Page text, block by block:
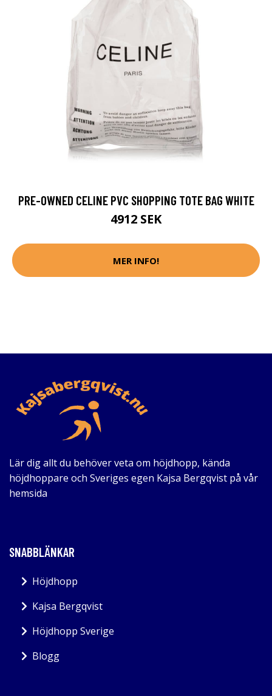
PRE-OWNED CELINE PVC SHOPPING TOTE BAG WHITE
4912 SEK
MER INFO!
Lär dig allt du behöver veta om höjdhopp, kända
höjdhoppare och Sveriges egen Kajsa Bergqvist på vår
hemsida
SNABBLÄNKAR
Höjdhopp
Kajsa Bergqvist
Höjdhopp Sverige
Blogg